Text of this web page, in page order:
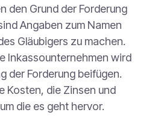
den Grund der Forderung
Angaben zum Namen
Gläubigers zu machen.
Inkassounternehmen wird
der Forderung beifügen.
Kosten, die Zinsen und
die es geht hervor.